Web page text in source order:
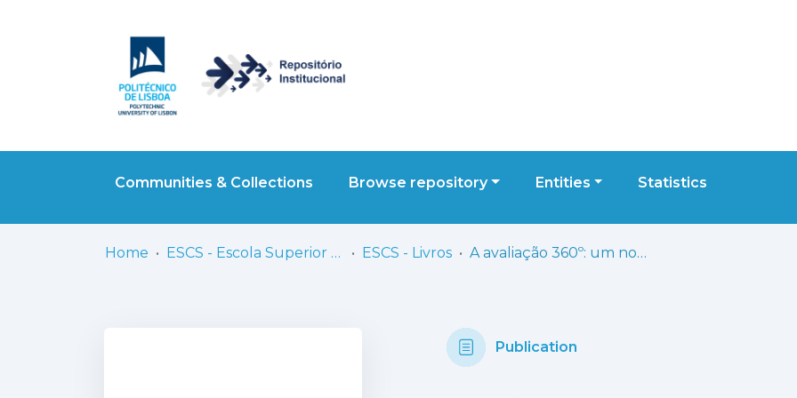
Communities & Collections Browse repository Entities Statistics
Home ESCS - Escola Superior de Comunicação Social ESCS - Livros A avaliação 360º: um novo caminho para as organizações modernas
Publication